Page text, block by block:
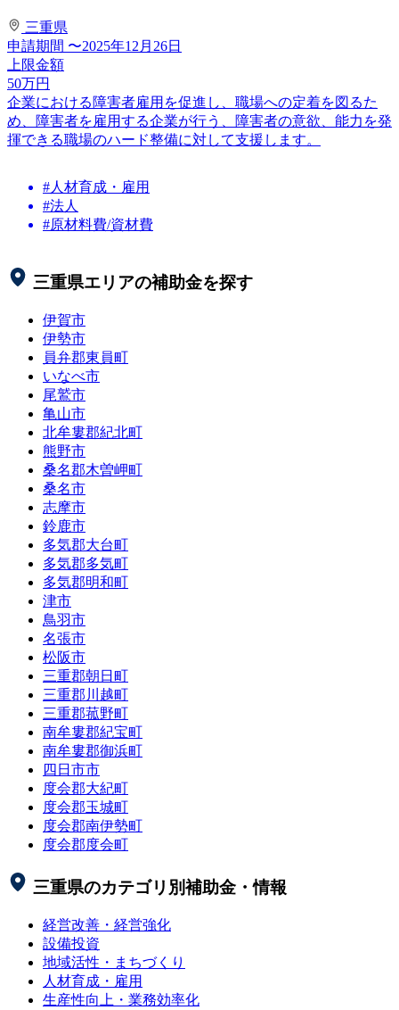
三重県
申請期間 〜2025年12月26日
上限金額
50万円
企業における障害者雇用を促進し、職場への定着を図るた
め、障害者を雇用する企業が行う、障害者の意欲、能力を発
揮できる職場のハード整備に対して支援します。
#人材育成・雇用
#法人
#原材料費/資材費
三重県エリアの補助金を探す
伊賀市
伊勢市
員弁郡東員町
いなべ市
尾鷲市
亀山市
北牟婁郡紀北町
熊野市
桑名郡木曽岬町
桑名市
志摩市
鈴鹿市
多気郡大台町
多気郡多気町
多気郡明和町
津市
鳥羽市
名張市
松阪市
三重郡朝日町
三重郡川越町
三重郡菰野町
南牟婁郡紀宝町
南牟婁郡御浜町
四日市市
度会郡大紀町
度会郡玉城町
度会郡南伊勢町
度会郡度会町
三重県のカテゴリ別補助金・情報
経営改善・経営強化
設備投資
地域活性・まちづくり
人材育成・雇用
生産性向上・業務効率化